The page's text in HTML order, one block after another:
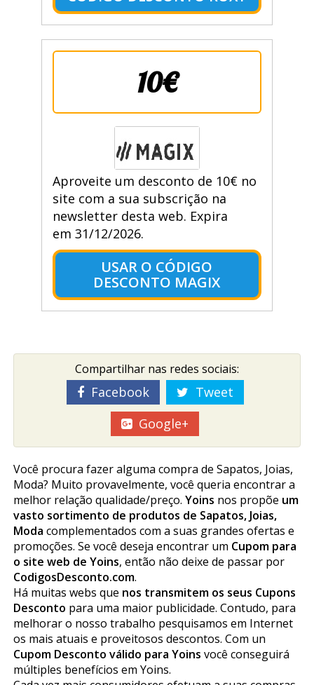
10€
Aproveite um desconto de 10€ no
site com a sua subscrição na
newsletter desta web. Expira
em 31/12/2026.
USAR O CÓDIGO
DESCONTO MAGIX
Compartilhar nas redes sociais:
Facebook
Tweet
Google+
Você procura fazer alguma compra de Sapatos, Joias,
Moda? Muito provavelmente, você queria encontrar a
melhor relação qualidade/preço. Yoins nos propõe um
vasto sortimento de produtos de Sapatos, Joias,
Moda complementados com a suas grandes ofertas e
promoções. Se você deseja encontrar um Cupom para
o site web de Yoins, então não deixe de passar por
CodigosDesconto.com.
Há muitas webs que nos transmitem os seus Cupons
Desconto para uma maior publicidade. Contudo, para
melhorar o nosso trabalho pesquisamos em Internet
os mais atuais e proveitosos descontos. Com un
Cupom Desconto válido para Yoins você conseguirá
múltiples benefícios em Yoins.